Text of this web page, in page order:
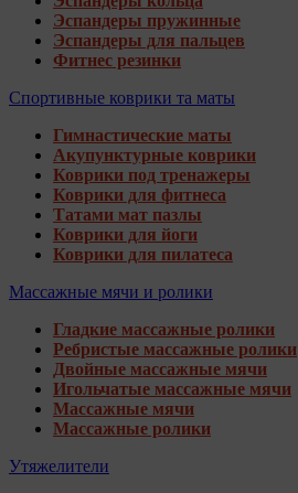
Эспандеры пружинные
Эспандеры для пальцев
Фитнес резинки
Спортивные коврики та маты
Гимнастические маты
Акупунктурные коврики
Коврики под тренажеры
Коврики для фитнеса
Татами мат пазлы
Коврики для йоги
Коврики для пилатеса
Массажные мячи и ролики
Гладкие массажные ролики
Ребристые массажные ролики
Двойные массажные мячи
Игольчатые массажные мячи
Массажные мячи
Массажные ролики
Утяжелители